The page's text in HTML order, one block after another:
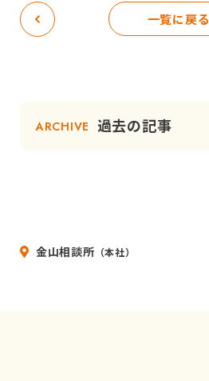
一覧に戻る
ARCHIVE 過去の記事
金山相談所 （本社）